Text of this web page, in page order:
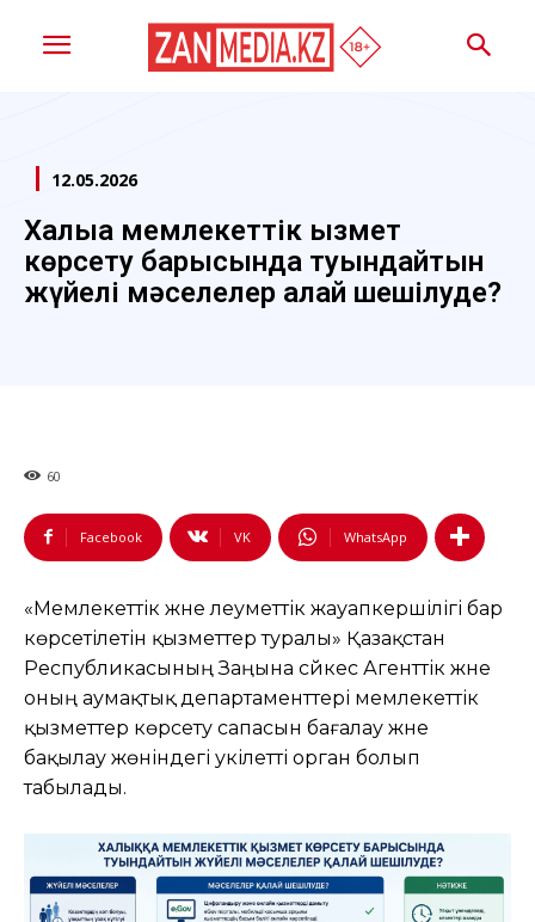
12.05.2026
Халыққа мемлекеттік қызмет
көрсету барысында туындайтын
жүйелі мәселелер қалай шешілуде?
60
Facebook VK WhatsApp
«Мемлекеттік және әлеуметтік жауапкершілігі бар
көрсетілетін қызметтер туралы» Қазақстан
Республикасының Заңына сәйкес Агенттік және
оның аумақтық департаменттері мемлекеттік
қызметтер көрсету сапасын бағалау және
бақылау жөніндегі уәкілетті орган болып
табылады.